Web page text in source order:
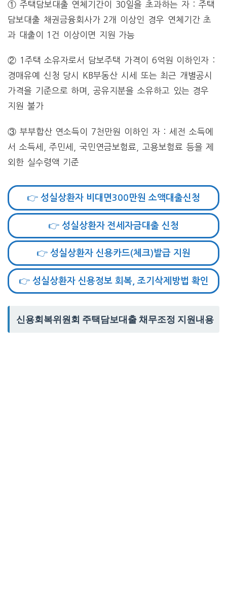
① 주택담보대출 연체기간이 30일을 초과하는 자 : 주택
담보대출 채권금융회사가 2개 이상인 경우 연체기간 초
과 대출이 1건 이상이면 지원 가능
② 1주택 소유자로서 담보주택 가격이 6억원 이하인자 :
경매유예 신청 당시 KB부동산 시세 또는 최근 개별공시
가격을 기준으로 하며, 공유지분을 소유하고 있는 경우
지원 불가
③ 부부합산 연소득이 7천만원 이하인 자 : 세전 소득에
서 소득세, 주민세, 국민연금보험료, 고용보험료 등을 제
외한 실수령액 기준
👉 성실상환자 비대면300만원 소액대출신청
👉 성실상환자 전세자금대출 신청
👉 성실상환자 신용카드(체크)발급 지원
👉 성실상환자 신용정보 회복, 조기삭제방법 확인
신용회복위원회 주택담보대출 채무조정 지원내용